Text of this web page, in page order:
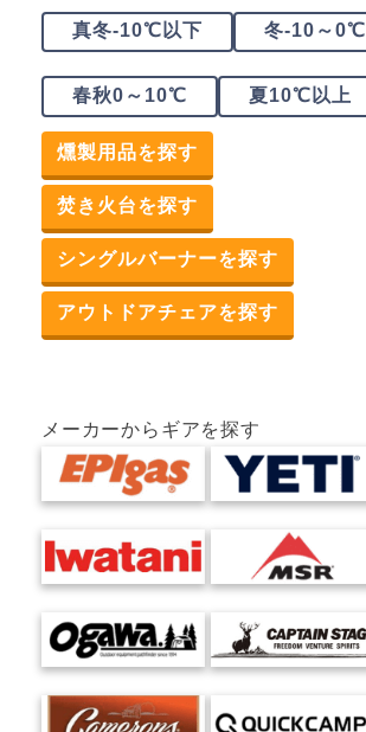
真冬-10℃以下 冬-10～0℃
春秋0～10℃ 夏10℃以上
燻製用品を探す
焚き火台を探す
シングルバーナーを探す
アウトドアチェアを探す
メーカーからギアを探す